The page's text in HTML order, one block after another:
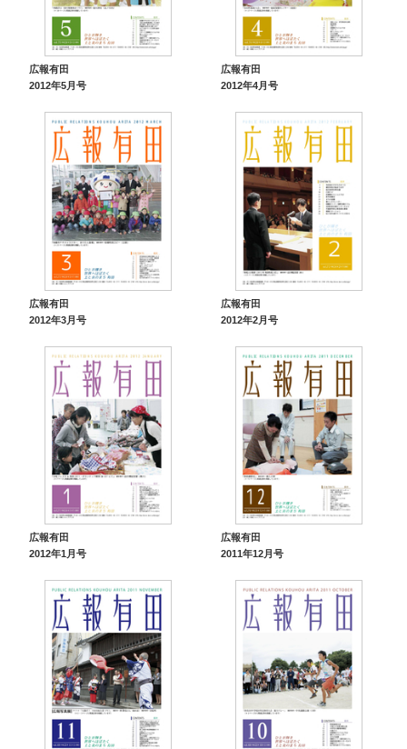
広報有田
2012年5月号
広報有田
2012年4月号
広報有田
2012年3月号
広報有田
2012年2月号
広報有田
2012年1月号
広報有田
2011年12月号